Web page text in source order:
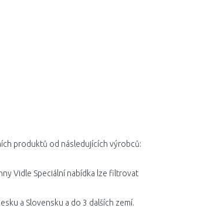
produktů od následujících výrobců:
Vidle Speciální nabídka lze filtrovat
a Slovensku a do 3 dalších zemí.